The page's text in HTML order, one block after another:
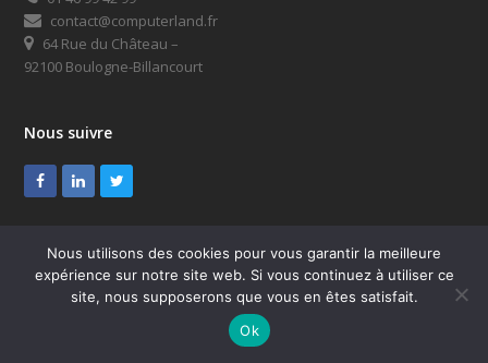
contact@computerland.fr
64 Rue du Château –
92100 Boulogne-Billancourt
Nous suivre
Facebook
LinkedInTwitter
© ComputerLand 2026
SUPPORT
Mentions légales
Nous contacter
Nous utilisons des cookies pour vous garantir la meilleure
expérience sur notre site web. Si vous continuez à utiliser ce
site, nous supposerons que vous en êtes satisfait.
Ok